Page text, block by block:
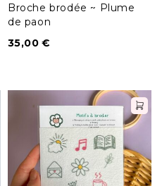
Broche brodée ~ Plume
de paon
35,00€